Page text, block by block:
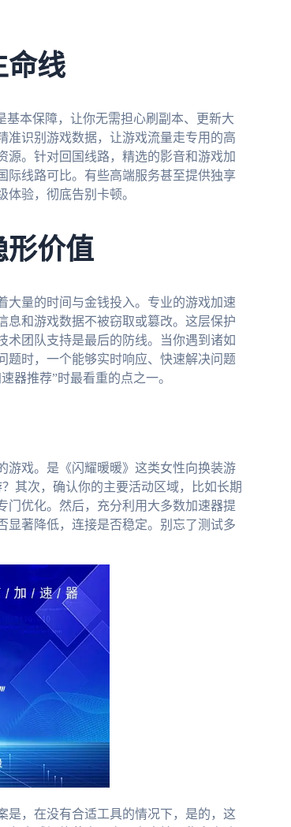
命线
基本保障，让你无需担心刷副本、更新大
准识别游戏数据，让游戏流量走专用的高
源。针对回国线路，精选的影音和游戏加
际线路可比。有些高端服务甚至提供独享
验，彻底告别卡顿。
形价值
大量的时间与金钱投入。专业的游戏加速
息和游戏数据不被窃取或篡改。这层保护
术团队支持是最后的防线。当你遇到诸如
题时，一个能够实时响应、快速解决问题
器推荐”时最看重的点之一。
游戏。是《闪耀暖暖》这类女性向换装游
其次，确认你的主要活动区域，比如长期
门优化。然后，充分利用大多数加速器提
显著降低，连接是否稳定。别忘了测试多
是，在没有合适工具的情况下，是的，这